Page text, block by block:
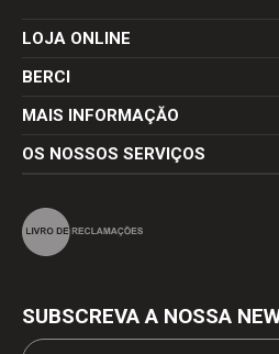
LOJA ONLINE
BERCI
MAIS INFORMAÇĂO
OS NOSSOS SERVIÇOS
SUBSCREVA A NOSSA